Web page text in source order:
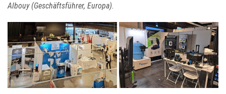
Albouy (Geschäftsführer, Europa).